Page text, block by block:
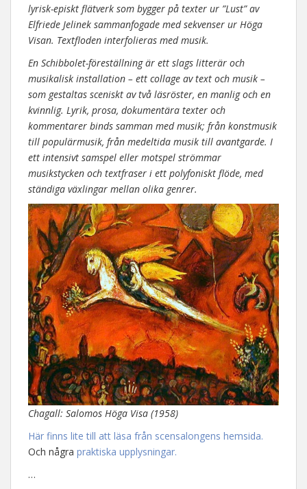
lyrisk-episkt flätverk som bygger på texter ur ”Lust” av
Elfriede Jelinek sammanfogade med sekvenser ur Höga
Visan. Textfloden interfolieras med musik.
En Schibbolet-föreställning är ett slags litterär och
musikalisk installation – ett collage av text och musik –
som gestaltas sceniskt av två läsröster, en manlig och en
kvinnlig. Lyrik, prosa, dokumentära texter och
kommentarer binds samman med musik; från konstmusik
till populärmusik, från medeltida musik till avantgarde. I
ett intensivt samspel eller motspel strömmar
musikstycken och textfraser i ett polyfoniskt flöde, med
ständiga växlingar mellan olika genrer.
Chagall: Salomos Höga Visa (1958)
Här finns lite till att läsa från scensalongens hemsida.
Och några praktiska upplysningar.
…